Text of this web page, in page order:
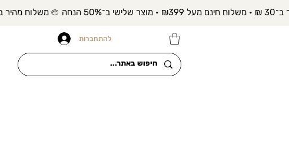
להתחברות